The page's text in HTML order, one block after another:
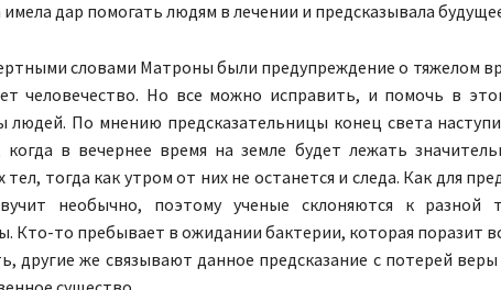
имела дар помогать людям в лечении и предсказывала
словами Матроны были предупреждение о тяжелом
человечество. Но все можно исправить, и помочь в
людей. По мнению предсказательницы конец света
когда в вечернее время на земле будет лежать
тел, тогда как утром от них не останется и следа. Как для
необычно, поэтому ученые склоняются к разной
Кто-то пребывает в ожидании бактерии, которая поразит
другие же связывают данное предсказание с потерей веры